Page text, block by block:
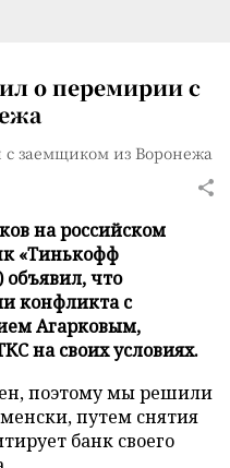
о перемирии с
заемщиком из Воронежа
на российском
«Тинькофф
что
конфликта с
Агарковым,
на своих условиях.
поэтому мы решили
путем снятия
банк своего